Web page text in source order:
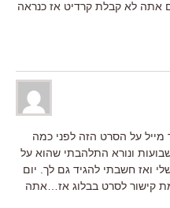
אתה לא קבלת קרדיט אז כנראה
על הסרט הזה לפני כמה
ונורא התלהבתי שהוא על
ואז חשבתי להגיד גם לך. יום
קישור לסרט בבלוג אז…אתה